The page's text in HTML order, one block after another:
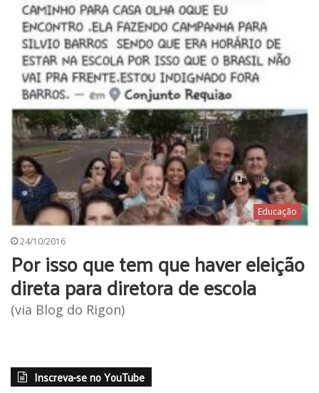
Educação
24/10/2016
Por isso que tem que haver eleição
direta para diretora de escola
(via Blog do Rigon)
Inscreva-se no YouTube